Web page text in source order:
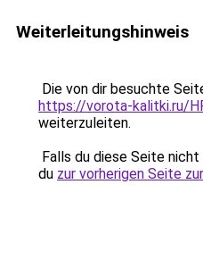
Weiterleitungshinweis
Die von dir besuchte
https://vorota-kalitki.ru/
weiterzuleiten.
Falls du diese Seite
du zur vorherigen Seite